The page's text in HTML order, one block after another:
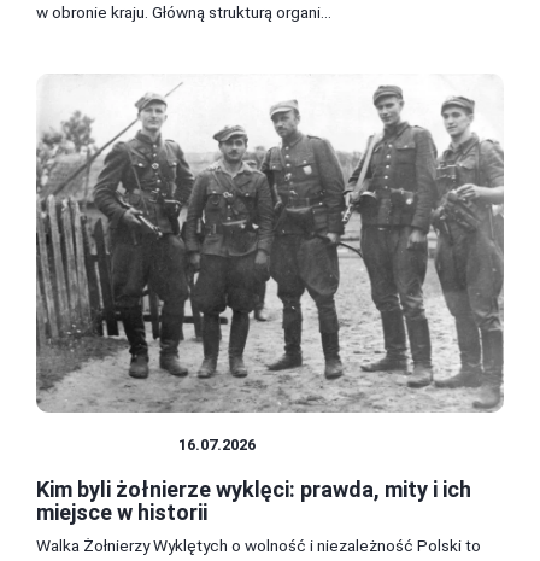
w obronie kraju. Główną strukturą organi...
16.07.2026
Kim byli żołnierze wyklęci: prawda, mity i ich
miejsce w historii
Walka Żołnierzy Wyklętych o wolność i niezależność Polski to